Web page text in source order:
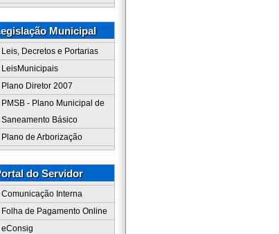
Municipal
Leis, Decretos e Portarias
LeisMunicipais
Plano Diretor 2007
PMSB - Plano Municipal de
Saneamento Básico
Plano de Arborização
do Servidor
Comunicação Interna
Folha de Pagamento Online
eConsig